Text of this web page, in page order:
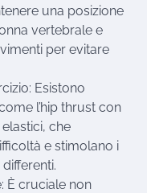
una posizione
vertebrale e
per evitare
Esistono
l’hip thrust con
che
e stimolano i
È cruciale non